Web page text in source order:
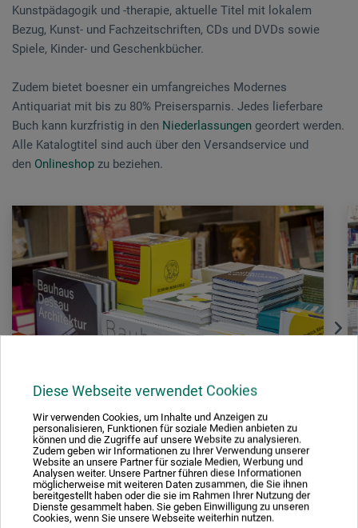
Diese Webseite verwendet Cookies
Wir verwenden Cookies, um Inhalte und Anzeigen zu
personalisieren, Funktionen für soziale Medien anbieten zu
können und die Zugriffe auf unsere Website zu analysieren.
Zudem geben wir Informationen zu Ihrer Verwendung unserer
Website an unsere Partner für soziale Medien, Werbung und
Analysen weiter. Unsere Partner führen diese Informationen
möglicherweise mit weiteren Daten zusammen, die Sie ihnen
bereitgestellt haben oder die sie im Rahmen Ihrer Nutzung der
Dienste gesammelt haben. Sie geben Einwilligung zu unseren
Cookies, wenn Sie unsere Webseite weiterhin nutzen.
Kunstpädagogik und -therapie, aktuelle Titel mit lokalem
Bezug, Kunst- und Fachzeitschriften, CDs und DVDs sowie
Spiele, Kinder- und Geschenkbücher.
Zudem bietet boesner ein umfangreiches Modernes
Antiquariat mit bis zu 80% Preisersparnis. Jedes lieferbare
Buch kann kurzfristig in den Niederlassungen geordert werden.
Alle Katalogtitel sind auch über den Versandservice und
den Onlineshop zu beziehen.
Teilen: